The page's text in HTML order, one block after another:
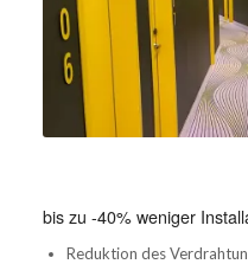
bis zu -40% weniger
Reduktion des